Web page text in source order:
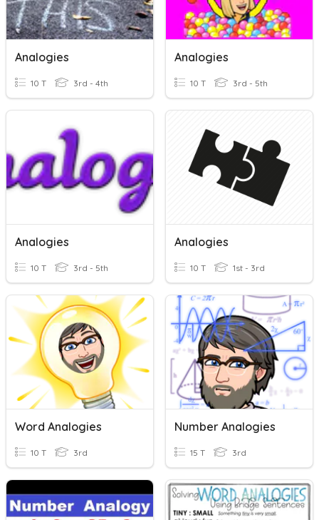
Analogies
10 T 3rd - 4th
Analogies
10 T 3rd - 5th
Analogies
10 T 3rd - 5th
Analogies
10 T 1st - 3rd
Word Analogies
10 T 3rd
Number Analogies
15 T 3rd